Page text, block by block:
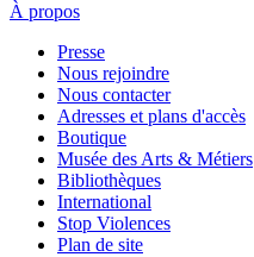
À propos
Presse
Nous rejoindre
Nous contacter
Adresses et plans d'accès
Boutique
Musée des Arts & Métiers
Bibliothèques
International
Stop Violences
Plan de site